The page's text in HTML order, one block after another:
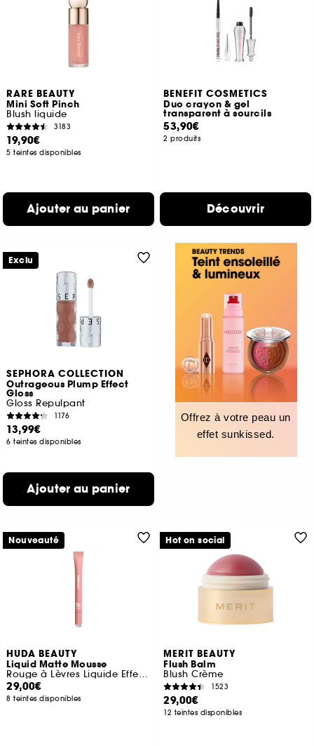
RARE BEAUTY
Mini Soft Pinch
Blush liquide
3183
19,90€
5 teintes disponibles
Ajouter au panier
BENEFIT COSMETICS
Duo crayon & gel
transparent à sourcils
53,90€
2 produits
Découvrir
SEPHORA COLLECTION
Outrageous Plump Effect
Gloss
Gloss Repulpant
1176
13,99€
6 teintes disponibles
Ajouter au panier
Exclu
Offrez à votre peau un
effet sunkissed.
HUDA BEAUTY
Liquid Matte Mousse
Rouge à Lèvres Liquide Effet Velours
29,00€
8 teintes disponibles
Nouveauté
MERIT BEAUTY
Flush Balm
Blush Crème
1523
29,00€
12 teintes disponibles
Hot on social